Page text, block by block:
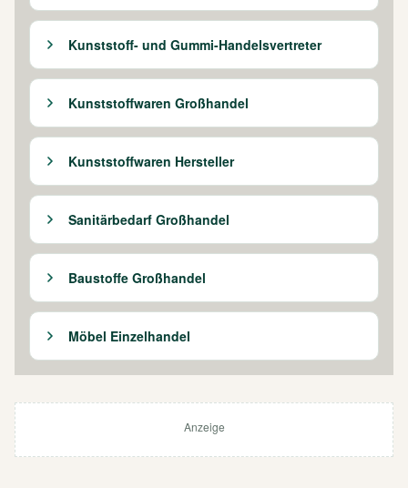
Kunststoff- und Gummi-Handelsvertreter
Kunststoffwaren Großhandel
Kunststoffwaren Hersteller
Sanitärbedarf Großhandel
Baustoffe Großhandel
Möbel Einzelhandel
Anzeige